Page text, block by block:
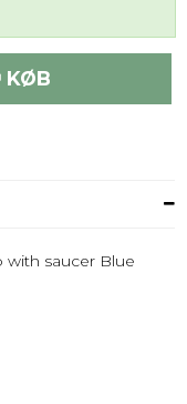
KØB
saucer Blue